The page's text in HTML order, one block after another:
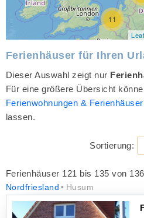
11
Ferienhäuser für Ihren
Dieser Auswahl zeigt nur
Für eine größere Übersicht
Ferienwohnungen &
lassen.
Sortierung:
Ferienhäuser 121 bis 135 von 136
Nordfriesland Husum